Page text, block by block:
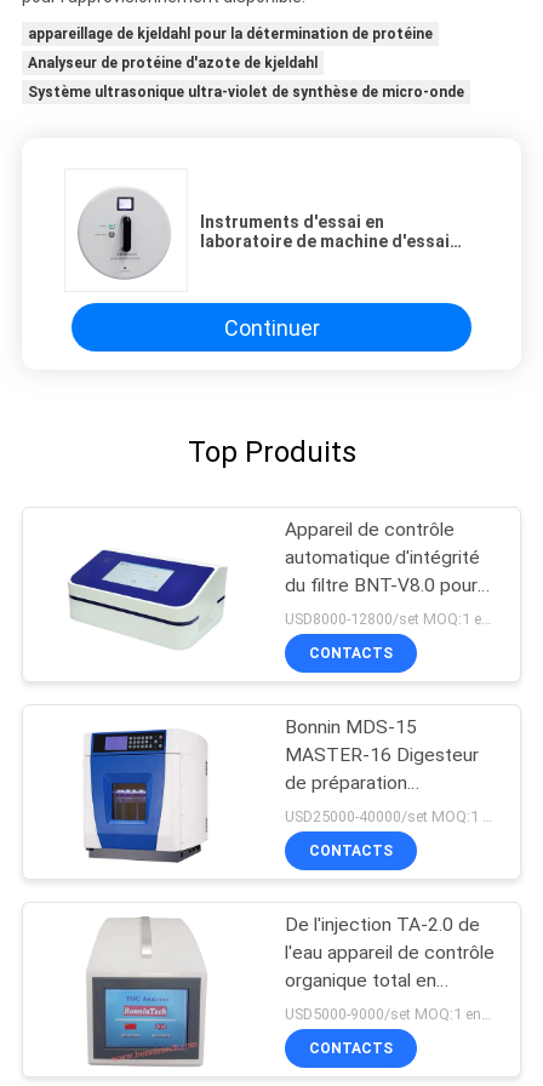
appareillage de kjeldahl pour la détermination de protéine
Analyseur de protéine d'azote de kjeldahl
Système ultrasonique ultra-violet de synthèse de micro-onde
Instruments d'essai en
laboratoire de machine d'essai
Continuer
Top Produits
Appareil de contrôle
automatique d'intégrité
du filtre BNT-V8.0 pour
les filtres de capsule et
la membrane d'ultra-
filtration
USD8000-12800/set MOQ:1 ensemble
CONTACTS
Bonnin MDS-15
MASTER-16 Digesteur
de préparation
d'échantillons Système
de digestion d'extraction
par micro-ondes
CONTACTS
De l'injection TA-2.0 de
l'eau appareil de contrôle
organique total en
différé portatif de
l'analyseur COT de
carbone en ligne
CONTACTS